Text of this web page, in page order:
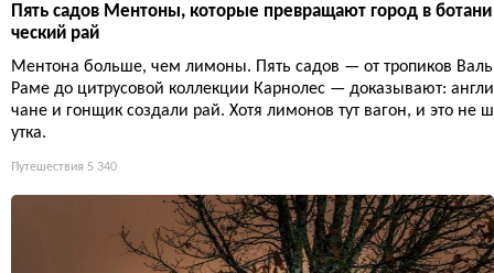
Пять садов Ментоны, которые превращают город в ботани
ческий рай
Ментона больше, чем лимоны. Пять садов — от тропиков Валь
Раме до цитрусовой коллекции Карнолес — доказывают: англи
чане и гонщик создали рай. Хотя лимонов тут вагон, и это не ш
утка.
Путешествия 5 340